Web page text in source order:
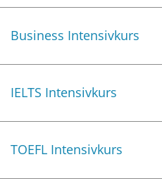
Business Intensivkurs
IELTS Intensivkurs
TOEFL Intensivkurs